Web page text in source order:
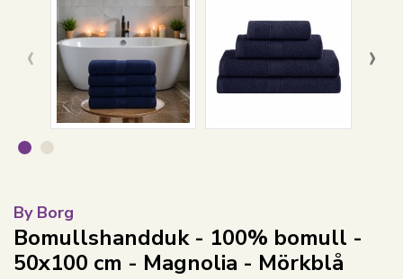
‹ ›
By Borg
Bomullshandduk - 100% bomull -
50x100 cm - Magnolia - Mörkblå